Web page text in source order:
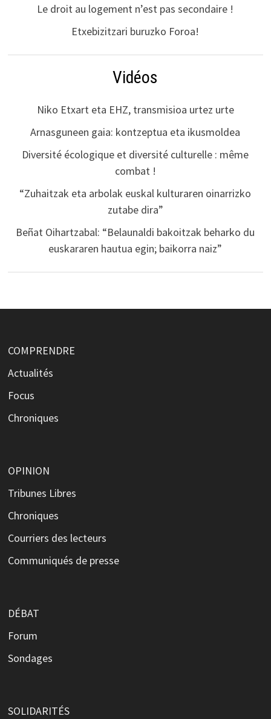
Le droit au logement n’est pas secondaire !
Etxebizitzari buruzko Foroa!
Vidéos
Niko Etxart eta EHZ, transmisioa urtez urte
Arnasguneen gaia: kontzeptua eta ikusmoldea
Diversité écologique et diversité culturelle : même
combat !
“Zuhaitzak eta arbolak euskal kulturaren oinarrizko
zutabe dira”
Beñat Oihartzabal: “Belaunaldi bakoitzak beharko du
euskararen hautua egin; baikorra naiz”
COMPRENDRE
Actualités
Focus
Chroniques
OPINION
Tribunes Libres
Chroniques
Courriers des lecteurs
Communiqués de presse
DÉBAT
Forum
Sondages
SOLIDARITÉS